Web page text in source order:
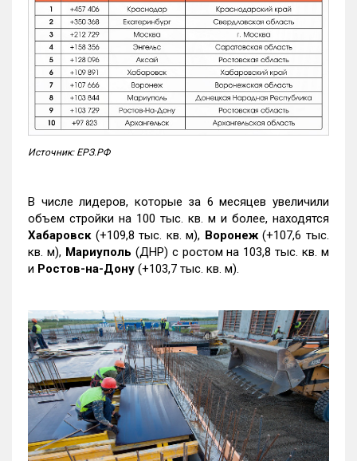
Источник: ЕРЗ.РФ
В числе лидеров, которые за 6 месяцев увеличили
объем стройки на 100 тыс. кв. м и более, находятся
Хабаровск (+109,8 тыс. кв. м), Воронеж(+107,6 тыс.
кв. м), Мариуполь (ДНР) с ростом на 103,8 тыс. кв. м
и Ростов-на-Дону (+103,7 тыс. кв. м).